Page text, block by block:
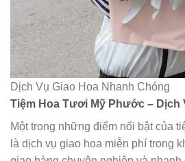
Dịch Vụ Giao Hoa Nhanh Chóng
Tiệm Hoa Tươi Mỹ Phước – Dịch
Một trong những điểm nổi bật của
là dịch vụ giao hoa miễn phí trong